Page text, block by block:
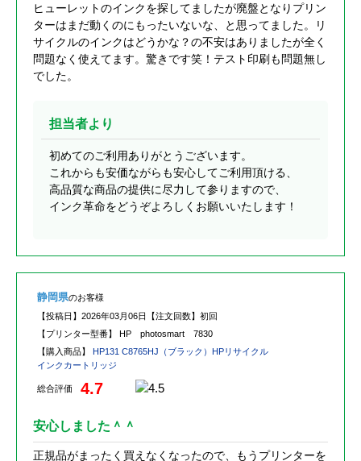
ヒューレットのインクを探してましたが廃盤となりプリン
ターはまだ動くのにもったいないな、と思ってました。リ
サイクルのインクはどうかな？の不安はありましたが全く
問題なく使えてます。驚きです笑！テスト印刷も問題無し
でした。
担当者より
初めてのご利用ありがとうございます。
これからも安価ながらも安心してご利用頂ける、
高品質な商品の提供に尽力して参りますので、
インク革命をどうぞよろしくお願いいたします！
静岡県のお客様
【投稿日】 2026年03月06日 【注文回数】 初回
【プリンター型番】 HP photosmart 7830
【購入商品】 HP131 C8765HJ（ブラック）HPリサイクル
インクカートリッジ
総合評価 4.7
安心しました＾＾
正規品がまったく買えなくなったので、もうプリンターを